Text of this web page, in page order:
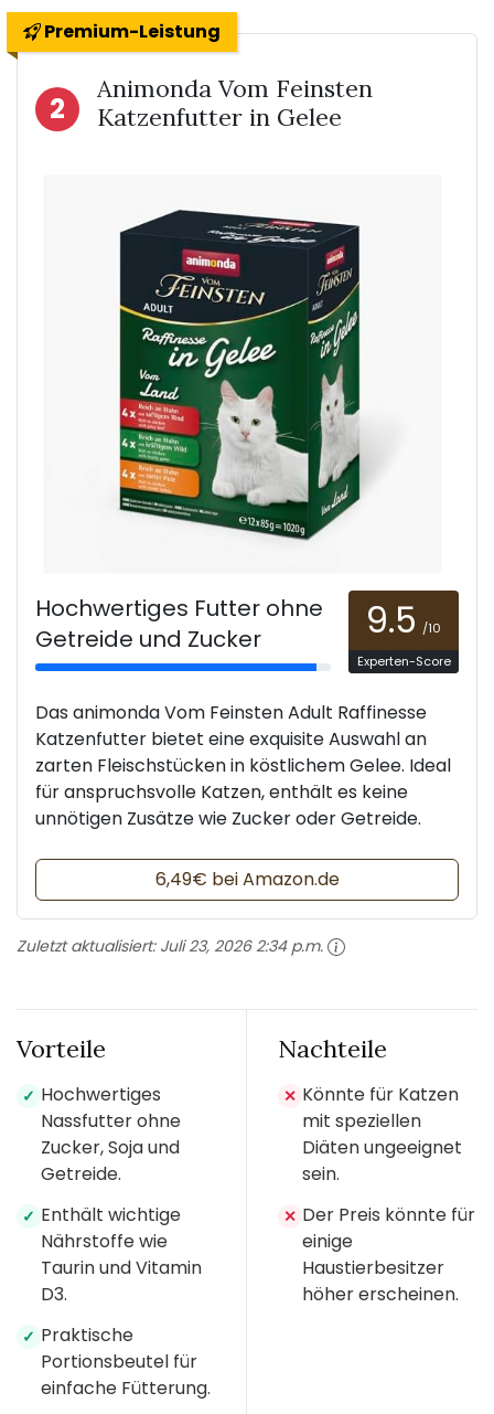
Premium-Leistung
2
Animonda Vom Feinsten
Katzenfutter in Gelee
Hochwertiges Futter ohne
Getreide und Zucker
9.5 /10
Experten-Score
Das animonda Vom Feinsten Adult Raffinesse
Katzenfutter bietet eine exquisite Auswahl an
zarten Fleischstücken in köstlichem Gelee. Ideal
für anspruchsvolle Katzen, enthält es keine
unnötigen Zusätze wie Zucker oder Getreide.
6,49€ bei Amazon.de
Zuletzt aktualisiert: Juli 23, 2026 2:34 p.m.
Vorteile
✓ Hochwertiges
Nassfutter ohne
Zucker, Soja und
Getreide.
✓ Enthält wichtige
Nährstoffe wie
Taurin und Vitamin
D3.
✓ Praktische
Portionsbeutel für
einfache Fütterung.
Nachteile
✕ Könnte für Katzen
mit speziellen
Diäten ungeeignet
sein.
✕ Der Preis könnte für
einige
Haustierbesitzer
höher erscheinen.